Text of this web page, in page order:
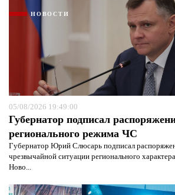
НОВОСТИ
05/08/2026 19:49:00
Губернатор подписал
регионального режима ЧС
Губернатор Юрий Слюсарь подписал
чрезвычайной ситуации регионального
Ново...